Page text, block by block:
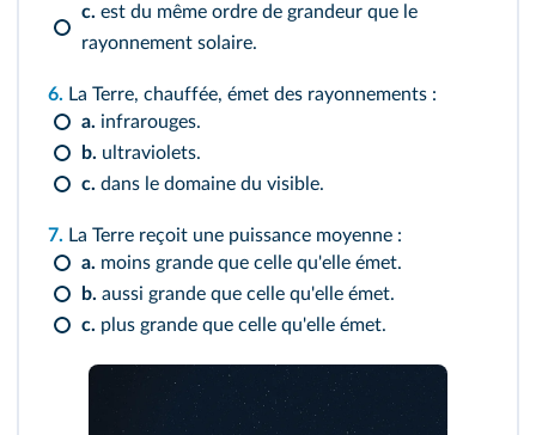
c. est du même ordre de grandeur que le
rayonnement solaire.
6. La Terre, chauffée, émet des rayonnements :
a. infrarouges.
b. ultraviolets.
c. dans le domaine du visible.
7. La Terre reçoit une puissance moyenne :
a. moins grande que celle qu'elle émet.
b. aussi grande que celle qu'elle émet.
c. plus grande que celle qu'elle émet.